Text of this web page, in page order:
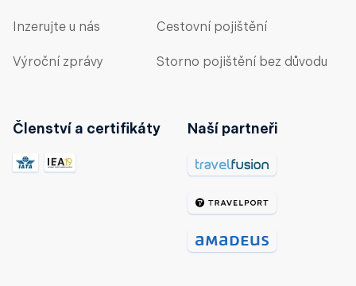
Inzerujte u nás
Výroční zprávy
Cestovní pojištění
Storno pojištění bez důvodu
Členství a certifikáty Naší partneři